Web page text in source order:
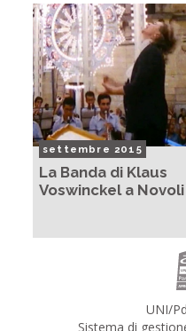
settembre 2015
La Banda di Klaus
Voswinckel a Novoli
UNI/
Sistema di